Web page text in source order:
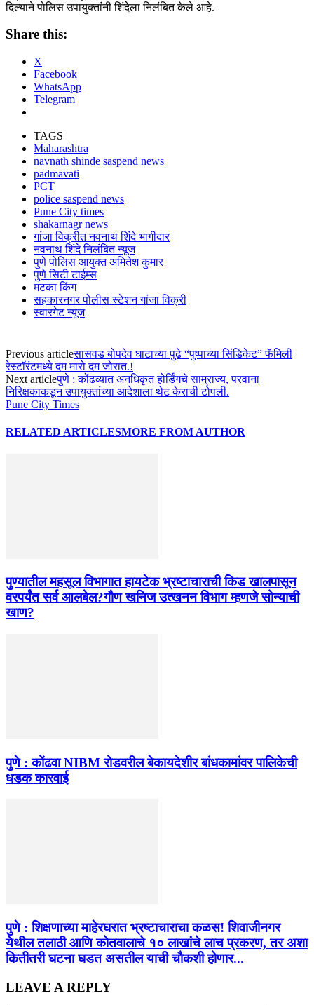
दिल्याने पोलिस उपायुक्तांनी शिंदेला निलंबित केले आहे.
Share this:
X
Facebook
WhatsApp
Telegram
TAGS
Maharashtra
navnath shinde saspend news
padmavati
PCT
police saspend news
Pune City times
shakarnagr news
गांजा विक्रीत नवनाथ शिंदे भागीदार
नवनाथ शिंदे निलंबित न्यूज
पुणे पोलिस आयुक्त अमितेश कुमार
पुणे सिटी टाईम्स
मटका किंग
सहकारनगर पोलीस स्टेशन गांजा विक्री
स्वारगेट न्यूज
Previous articleसासवड बोपदेव घाटाच्या पुढे “पुष्पाच्या सिंडिकेट” फॅमिली
रेस्टॉरंटमध्ये दम मारो दम जोरात.!
Next articleपुणे : कोंढव्यात अनधिकृत होर्डिंगचे साम्राज्य, परवाना
निरिक्षकाकडून उपायुक्तांच्या आदेशाला थेट केराची टोपली.
Pune City Times
RELATED ARTICLESMORE FROM AUTHOR
पुण्यातील महसूल विभागात हायटेक भ्रष्टाचाराची किड खालपासून
वरपर्यंत सर्व आलबेल?गौण खनिज उत्खनन विभाग म्हणजे सोन्याची
खाण?
पुणे : कोंढवा NIBM रोडवरील बेकायदेशीर बांधकामांवर पालिकेची
धडक कारवाई
पुणे : शिक्षणाच्या माहेरघरात भ्रष्टाचाराचा कळस! शिवाजीनगर
येथील तलाठी आणि कोतवालाचे १० लाखांचे लाच प्रकरण, तर अशा
कितीतरी घटना घडत असतील याची चौकशी होणार...
LEAVE A REPLY